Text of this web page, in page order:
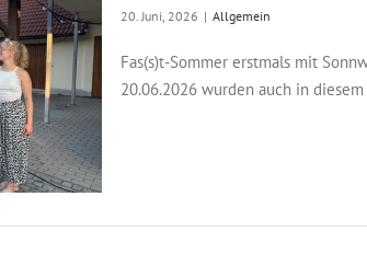
20. Juni, 2026 | Allgemein
Fas(s)t-Sommer erstmals mit
20.06.2026 wurden auch in